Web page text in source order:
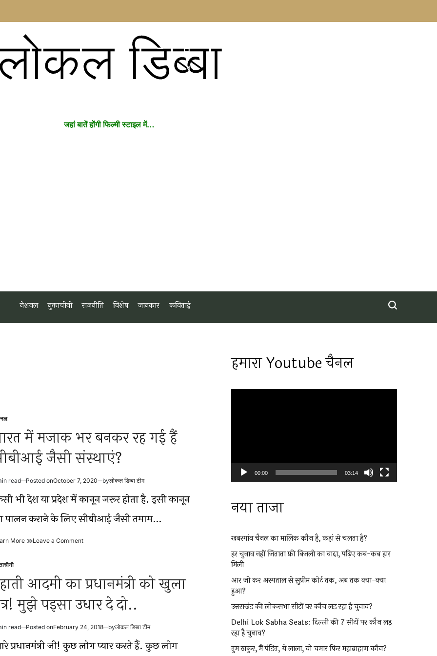
डिब्बा
जहां बातें होंगी फिल्मी स्टाइल में…
नेशनल नुक्ताचीनी राजनीति विशेष जानकार कविताई
में मजाक भर बनकर रह गई हैं
जैसी संस्थाएं?
read Posted onOctober 7, 2020 byलोकल डिब्बा टीम
भी देश या प्रदेश में कानून जरूर होता है. इसी कानून
पालन कराने के लिए सीबीआई जैसी तमाम…
More भारत
रह
हैं
सीबीआई
संस्थाएं?
Leave a Commenton
बनकर
गई
हैं
जैसी
आदमी का प्रधानमंत्री को खुला
मुझे पइसा उधार दे दो..
read Posted onFebruary 24, 2018 byलोकल डिब्बा टीम
प्रधानमंत्री जी! कुछ लोग प्यार करते हैं. कुछ लोग
हमारा Youtube चैनल
00:00 03:14
नया ताजा
खबरगांव चैनल का मालिक कौन है, कहां से चलता है?
हर चुनाव नहीं जिताता फ्री बिजली का वादा, पढ़िए कब-कब हार
मिली
आर जी कर अस्पताल से सुप्रीम कोर्ट तक, अब तक क्या-क्या
हुआ?
उत्तराखंड की लोकसभा सीटों पर कौन लड़ रहा है चुनाव?
Delhi Lok Sabha Seats: दिल्ली की 7 सीटों पर कौन लड़
रहा है चुनाव?
तुम ठाकुर, मैं पंडित, ये लाला, वो चमार फिर महाब्राह्मण कौन?